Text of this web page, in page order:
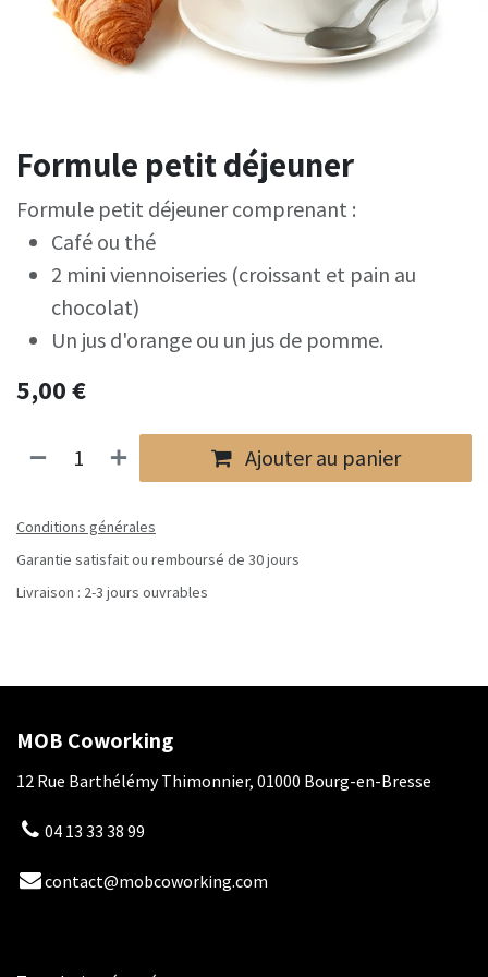
Formule petit déjeuner
Formule petit déjeuner comprenant :
Café ou thé
2 mini viennoiseries (croissant et pain au
chocolat)
Un jus d'orange ou un jus de pomme.
5,00€
Ajouter au panier
Conditions générales
Garantie satisfait ou remboursé de 30 jours
Livraison : 2-3 jours ouvrables
MOB Coworking
12 Rue Barthélémy Thimonnier, 01000 Bourg-en-Bresse
04 13 33 38 99
contact@mobcoworking.com